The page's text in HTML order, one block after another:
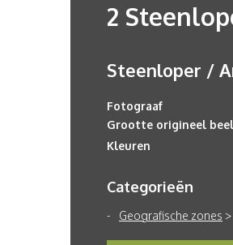
2
Steenloper /
Fotograaf
Grootte origineel
Kleuren
Categorieën
Geografische zones >